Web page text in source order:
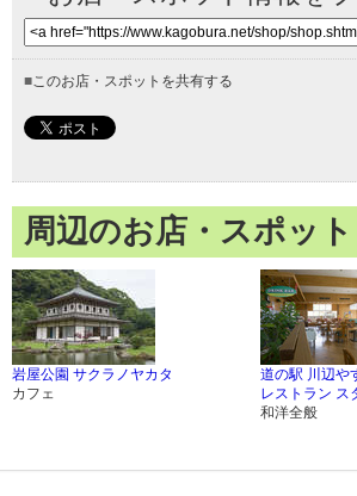
■このお店・スポットを共有する
周辺のお店・スポット
岩屋公園 サクラノヤカタ
カフェ
道の駅 川辺や
レストラン ス
和洋全般